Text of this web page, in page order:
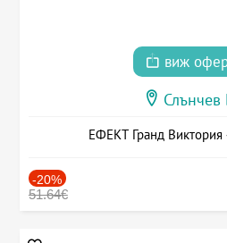
виж
Слънчев
ЕФЕКТ Гранд Виктория
-20%
51.64€